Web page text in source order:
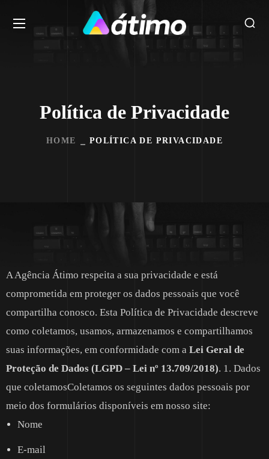
Política de Privacidade
HOME POLÍTICA DE PRIVACIDADE
A Agência Átimo respeita a sua privacidade e está
comprometida em proteger os dados pessoais que você
compartilha conosco. Esta Política de Privacidade descreve
como coletamos, usamos, armazenamos e compartilhamos
suas informações, em conformidade com a Lei Geral de
Proteção de Dados (LGPD – Lei nº 13.709/2018). 1. Dados
que coletamosColetamos os seguintes dados pessoais por
meio dos formulários disponíveis em nosso site:
Nome
E-mail